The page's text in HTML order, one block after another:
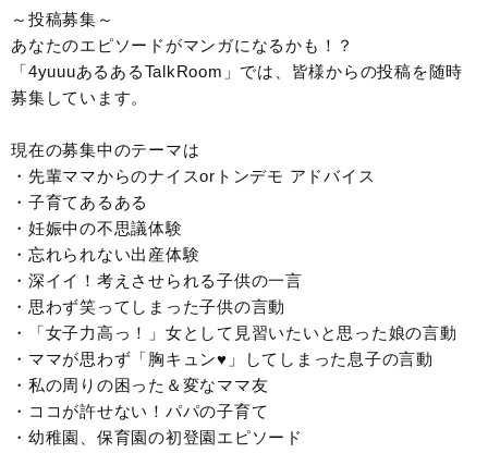
～投稿募集～
あなたのエピソードがマンガになるかも！？
「4yuuuあるあるTalkRoom」では、皆様からの投稿を随時
募集しています。
現在の募集中のテーマは
・先輩ママからのナイスorトンデモ アドバイス
・子育てあるある
・妊娠中の不思議体験
・忘れられない出産体験
・深イイ！考えさせられる子供の一言
・思わず笑ってしまった子供の言動
・「女子力高っ！」女として見習いたいと思った娘の言動
・ママが思わず「胸キュン♥」してしまった息子の言動
・私の周りの困った＆変なママ友
・ココが許せない！パパの子育て
・幼稚園、保育園の初登園エピソード